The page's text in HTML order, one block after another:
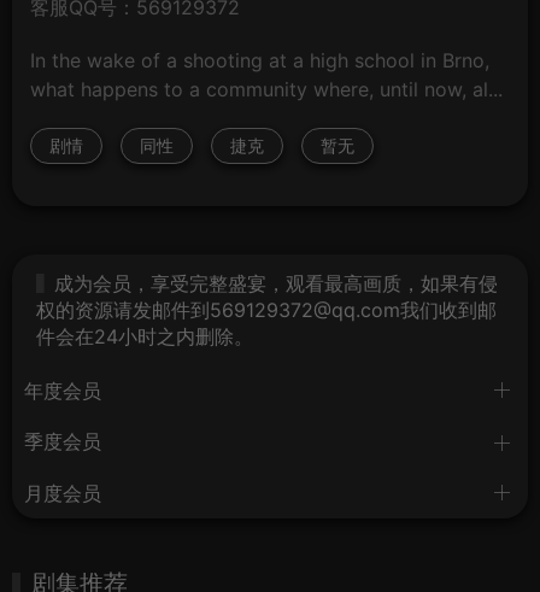
客服QQ号：569129372
In the wake of a shooting at a high school in Brno,
what happens to a community where, until now, al...
剧情 同性 捷克 暂无
成为会员，享受完整盛宴，观看最高画质，如果有侵
权的资源请发邮件到569129372@qq.com我们收到邮
件会在24小时之内删除。
年度会员
季度会员
月度会员
剧集推荐